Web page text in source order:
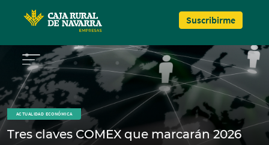
Suscribirme
ACTUALIDAD ECONÓMICA
Tres claves COMEX que marcarán 2026